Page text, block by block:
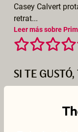
Casey Calvert
retrat...
Leer
SI TE